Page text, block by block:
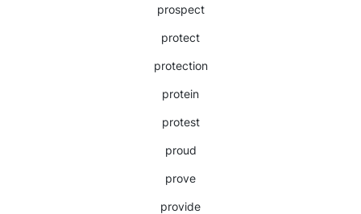
prospect
protect
protection
protein
protest
proud
prove
provide